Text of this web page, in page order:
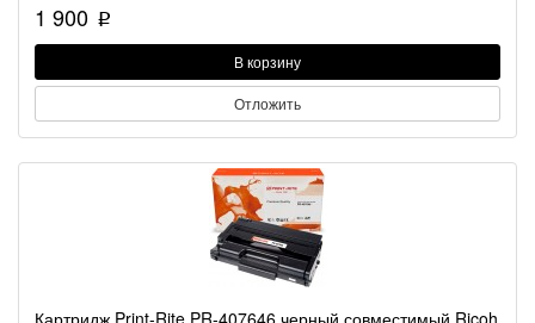
1 900 p
В корзину
Отложить
Картридж Print-Rite PR-407646 черный совместимый Ricoh